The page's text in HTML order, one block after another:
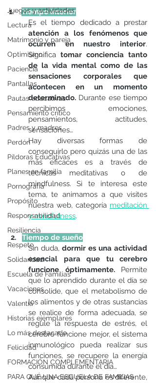
Juegos y actividades
Lectura
Matrimonio y pareja
Optimismo
Paciencia
Pantallas
Pautas educativas
Pensamiento crítico
Padres y madres
Perdón
Píldoras Educativas
Planes en familia
Pornografía
Propósito
Responsabilidad
Resiliencia
Respeto
Solidaridad
Escuela de Familias
Vacaciones
Valentía
Historias ejemplares
Lo más destacado
Felicidad
FORMACIÓN COMPLEMENTARIA
PARA QUÉ UNA ESCUELA DE FAMILIAS
1. Tiempo interior
atención a los fenómenos que
ocurren en nuestro interior.
Significa tomar conciencia tanto
de la vida mental como de las
sensaciones corporales que
acontecen en un momento
determinado. Durante ese tiempo
percibimos emociones,
pensamientos, actitudes,
sensaciones…
Hay diversas formas de
conseguirlo pero quizás una de las
más eficaces es a través de
técnicas meditativas o de
mindfulness. Si te interesa este
tema, te animamos a que visites
nuestra web, categoría meditación
y mindfulness.
2. Tiempo de sueño
Sin duda, dormir es una actividad
esencial para que tu cerebro
funcione óptimamente. Permite
que lo aprendido durante el día se
consolide, que el metabolismo de
los alimentos y de otras sustancias
se realice de forma adecuada, se
regule la respuesta de estrés, el
cerebro funcione mejor, el sistema
inmunológico pueda realizar sus
funciones, se recupere la energía
consumida durante el día…
Aunque cada persona es diferente,